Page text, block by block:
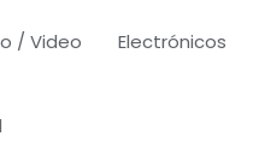
/ Video Electrónicos